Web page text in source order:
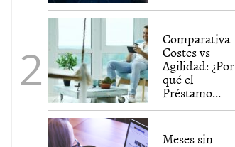
Comparativa
Costes vs
Agilidad: ¿Por
qué el
Préstamo...
Meses sin